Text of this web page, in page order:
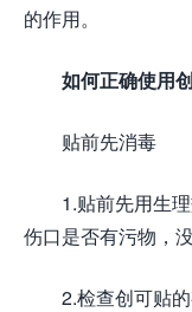
的作用。
如何正确使用
贴前先消毒
1.贴前先用生
伤口是否有污物，
2.检查创可贴